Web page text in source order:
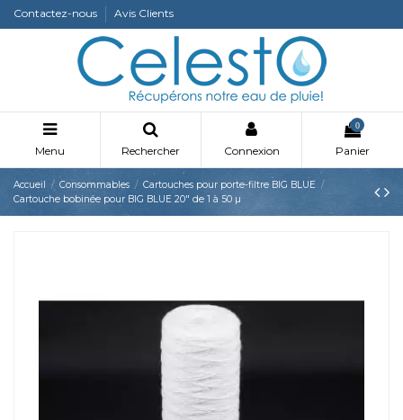
Contactez-nous Avis Clients
Menu Rechercher Connexion
0
Panier
Accueil Consommables
Cartouches pour porte-filtre BIG BLUE
Cartouche bobinée pour BIG BLUE 20" de 1 à 50 µ